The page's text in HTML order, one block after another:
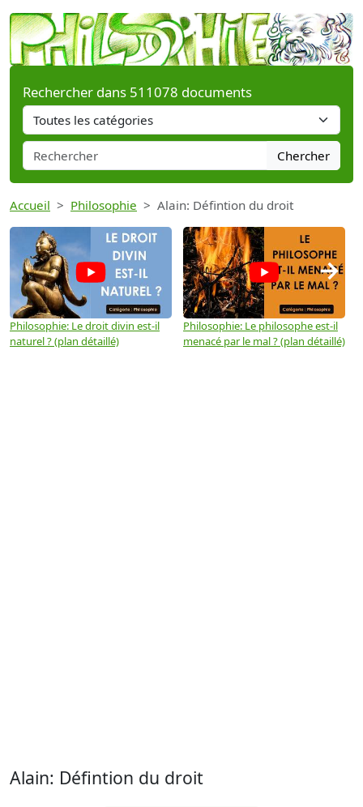
Rechercher dans 511078 documents
Chercher
Accueil Philosophie Alain: Défintion du droit
Philosophie: Le droit divin est-il
naturel ? (plan détaillé)
Philosophie: Le philosophe est-il
menacé par le mal ? (plan détaillé)
→
Alain: Défintion du droit